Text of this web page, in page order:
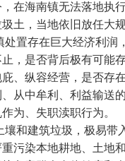
在海南镇无法落地执
土，当地依旧放任大
置存在巨大经济利润
，是否背后极有可能
、纵容经营，是否存
从中牟利、利益输送
为、失职渎职行为。
和建筑垃圾，极易带
污染本地耕地、土地